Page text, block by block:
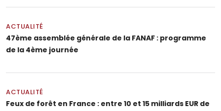
ACTUALITÉ
47ème assemblée générale de la FANAF : programme
de la 4ème journée
ACTUALITÉ
Feux de forêt en France : entre 10 et 15 milliards EUR de